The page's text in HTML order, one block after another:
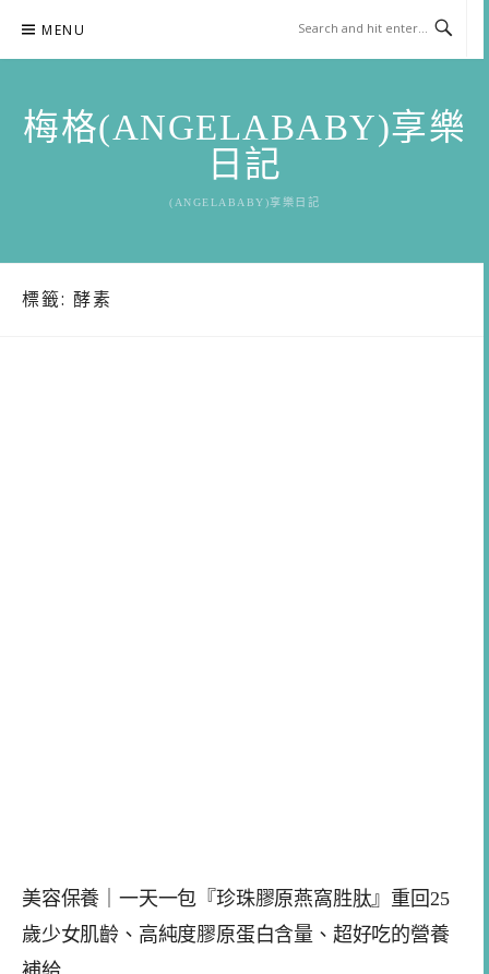
content
MENU
梅格(ANGELABABY)享樂
日記
(ANGELABABY)享樂日記
標籤: 酵素
美容保養｜一天一包『珍珠膠原燕窩胜肽』重回25
歲少女肌齡、高純度膠原蛋白含量、超好吃的營養